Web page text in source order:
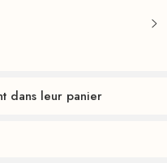
dans leur panier